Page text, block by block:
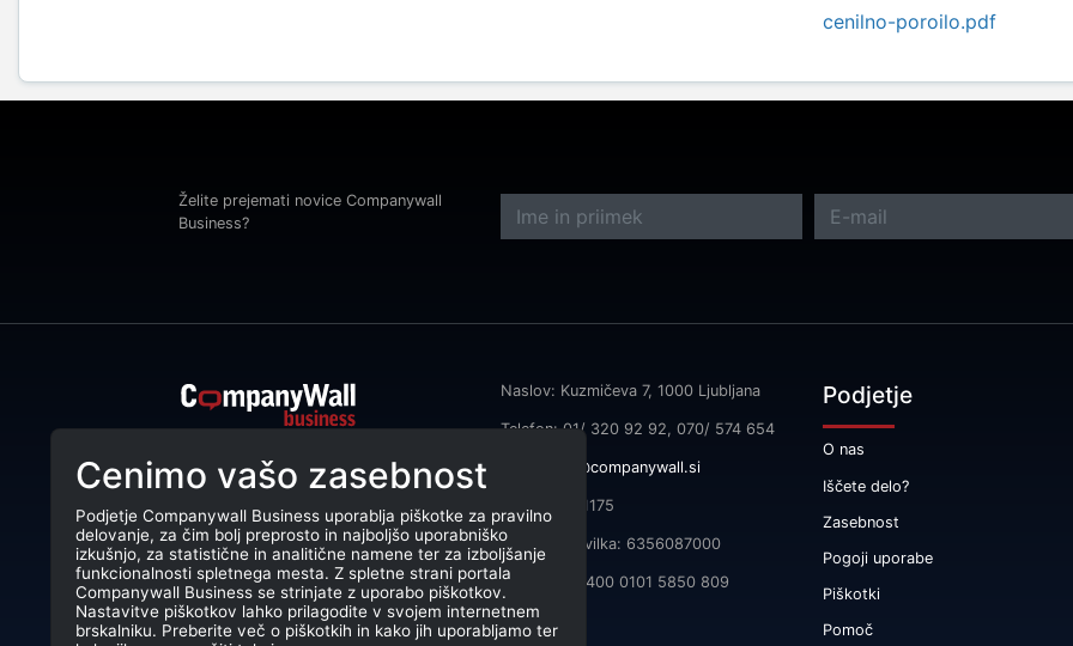
cenilno-poroilo.pdf
Želite prejemati novice Companywall
Business?
podjetjem pomaga izboljšati
poslovanje z iskanjem in povezovanjem
strank.
CompanyWall Business © 2026
Naslov: Kuzmičeva 7, 1000 Ljubljana
Telefon: 01/ 320 92 92, 070/ 574 654
info@companywall.si
DŠ: SI55591175
Matična številka: 6356087000
TRR: SI56 3400 0101 5850 809
Podjetje
O nas
Iščete delo?
Zasebnost
Pogoji uporabe
Piškotki
Pomoč
Cenimo vašo zasebnost
Podjetje Companywall Business uporablja piškotke za pravilno
delovanje, za čim bolj preprosto in najboljšo uporabniško
izkušnjo, za statistične in analitične namene ter za izboljšanje
funkcionalnosti spletnega mesta. Z spletne strani portala
Companywall Business se strinjate z uporabo piškotkov.
Nastavitve piškotkov lahko prilagodite v svojem internetnem
brskalniku. Preberite več o piškotkih in kako jih uporabljamo ter